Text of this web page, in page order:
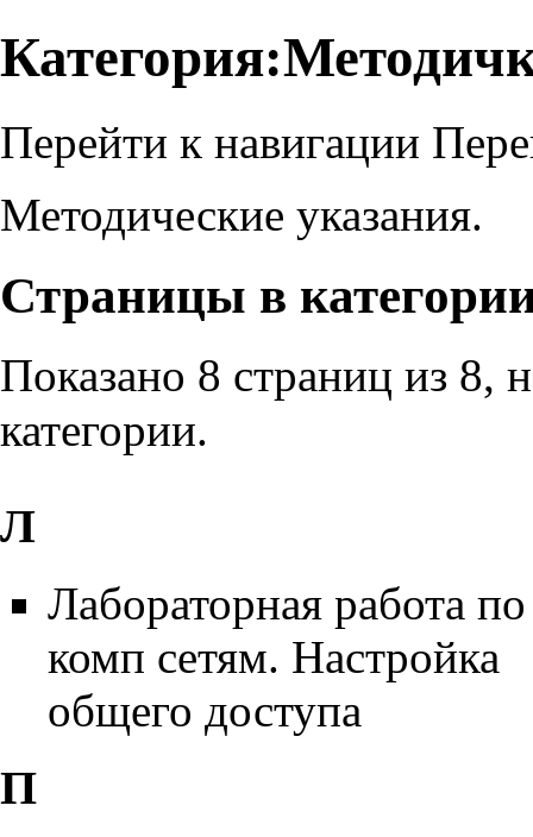
Перейти к навигации
Методические указания.
Страницы в
Показано 8 страниц из 8,
категории.
Л
Лабораторная работа по
комп сетям. Настройка
общего доступа
П